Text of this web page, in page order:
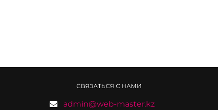
СВЯЗАТЬСЯ С НАМИ
admin@web-master.kz